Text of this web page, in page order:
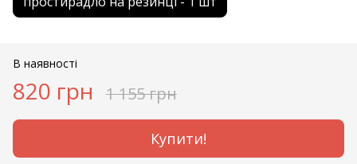
В наявності
820 грн 1 155 грн
Купити!